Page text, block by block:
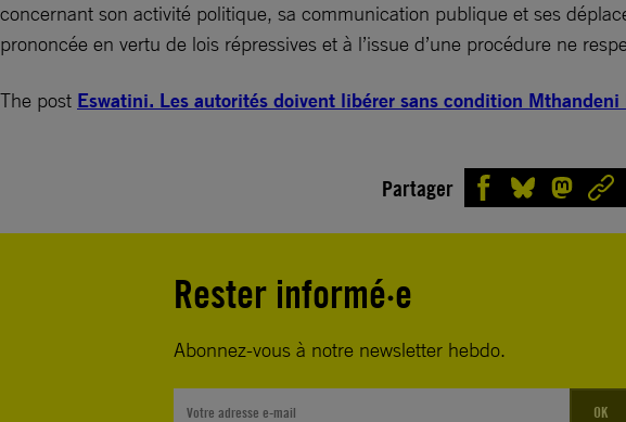
concernant son activité politique, sa communication publique et ses
prononcée en vertu de lois répressives et à l’issue d’une procédure ne
The post Eswatini. Les autorités doivent libérer sans condition Mthandeni
Partager
Rester informé·e
Abonnez-vous à notre newsletter hebdo.
OK